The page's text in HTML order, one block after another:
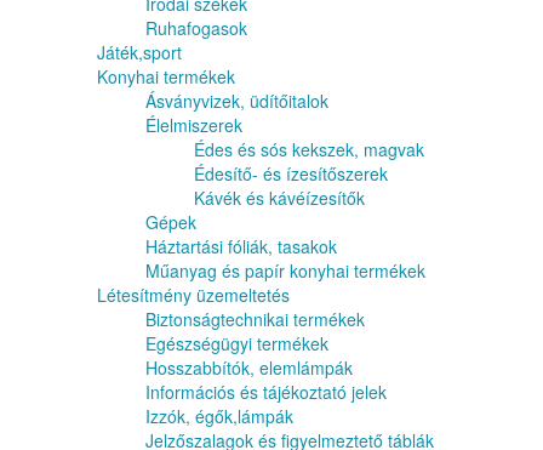
Ruhafogasok
Játék,sport
Konyhai termékek
Ásványvizek, üdítőitalok
Élelmiszerek
Édes és sós kekszek, magvak
Édesítő- és ízesítőszerek
Kávék és kávéízesítők
Gépek
Háztartási fóliák, tasakok
Műanyag és papír konyhai termékek
Létesítmény üzemeltetés
Biztonságtechnikai termékek
Egészségügyi termékek
Hosszabbítók, elemlámpák
Információs és tájékoztató jelek
Izzók, égők,lámpák
Jelzőszalagok és figyelmeztető táblák